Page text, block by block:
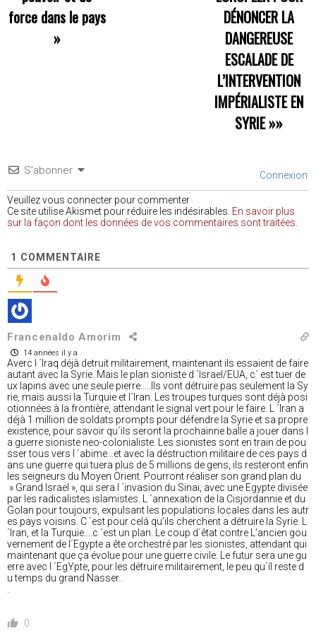
force dans le pays
»
DÉNONCER LA
DANGEREUSE
ESCALADE DE
L’INTERVENTION
IMPÉRIALISTE EN
SYRIE»»
S’abonner Connexion
Veuillez vous connecter pour commenter
Ce site utilise Akismet pour réduire les indésirables. En savoir plus
sur la façon dont les données de vos commentaires sont traitées
1 COMMENTAIRE
Francenaldo Amorim
14 années il y a
Averc l ´Iraq déjà detruit militairement, maintenant ils essaient de faire
autant avec la Syrie. Mais le plan sioniste d ´Israel/EUA, c´ est tuer de
ux lapins avec une seule pierre…..Ils vont détruire pas seulement la Sy
rie, mais aussi la Turquie et l´Iran. Les troupes turques sont déjà posi
otionnées à la frontière, attendant le signal vert pour le faire. L ´Iran a
déjà 1 million de soldats prompts pour défendre la Syrie et sa propre
existence, pour savoir qu´ils seront la prochainne balle a jouer dans l
a guerre sioniste neo-colonialiste. Les sionistes sont en train de pou
sser tous vers l ´abime…et avec la déstruction militaire de ces pays d
ans une guerre qui tuera plus de 5 millions de gens, ils resteront enfin
les seigneurs du Moyen Orient. Pourront réaliser son grand plan du
» Grand Israel », qui sera l ´invasion du Sinai, avec une Egypte divisée
par les radicalistes islamistes. L ´annexation de la Cisjordannie et du
Golan pour toujours, expulsant les populations locales dans les autr
es pays voisins. C ´est pour celá qu’ils cherchent a détruire la Syrie. L
´Iran, et la Turquie….c ´est un plan. Le coup d´êtat contre L’ancien gou
vernement de l´Egypte a ête orchestré par les sionistes, attendant qui
maintenant que ça évolue pour une guerre civile. Le futur sera une gu
erre avec l ´EgYpte, pour les détruire militairement, le peu qu´íl reste d
u temps du grand Nasser..
0